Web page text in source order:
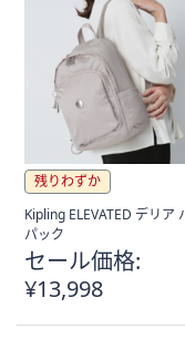
残りわずか
Kipling ELEVATED デリア
パック
セール価格:
¥13,998